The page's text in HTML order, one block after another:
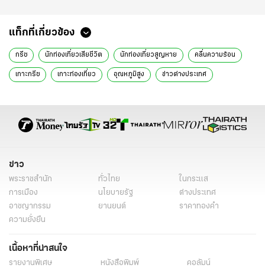
แท็กที่เกี่ยวข้อง
กรีซ นักท่องเที่ยวเสียชีวิต นักท่องเที่ยวสูญหาย คลื่นความร้อน
เกาะกรีซ เกาะท่องเที่ยว อุณหภูมิสูง ข่าวต่างประเทศ
ข่าว
พระราชสำนัก ทั่วไทย
ในกระแส
การเมือง
นโยบายรัฐ
ต่างประเทศ
อาชญากรรม
ยานยนต์
ราคาทองคำ
ความยั่งยืน
เนื้อหาที่น่าสนใจ
รายงานพิเศษ หนังสือพิมพ์
คอลัมน์